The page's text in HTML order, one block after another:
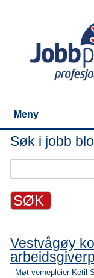
Meny
Søk i jobb
Vestvågøy
- Møt vernepleier Ketil